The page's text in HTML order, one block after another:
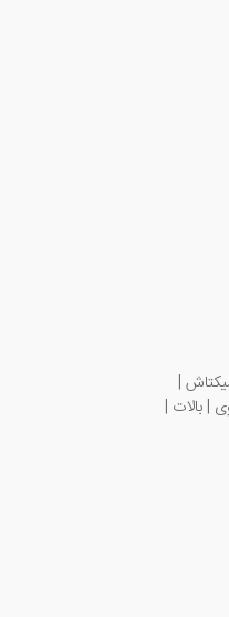
|
| بالات |